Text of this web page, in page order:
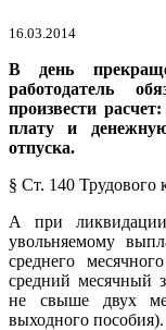
16.03.2014
В день
работодатель
произвести
плату и
отпуска.
§ Ст. 140 Трудового
А при
увольняемому
среднего
средний месячный
не свыше двух
выходного пособия).